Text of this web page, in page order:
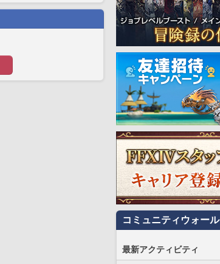
コミュニティウォール
最新アクティビティ